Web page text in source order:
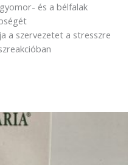
és a bélfalak
a szervezetet a stresszre